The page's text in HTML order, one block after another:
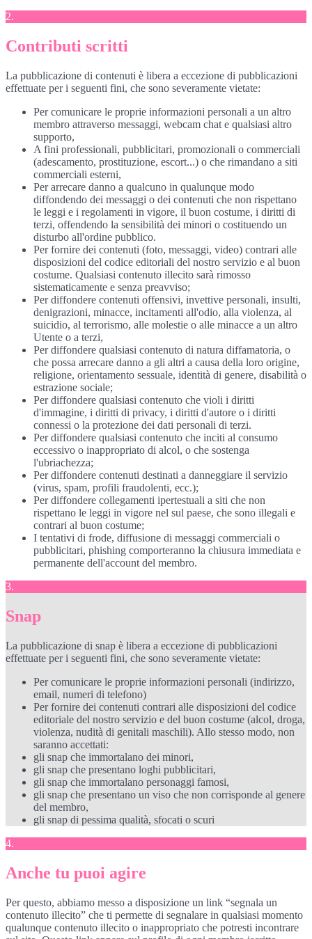
2.
Contributi scritti
La pubblicazione di contenuti è libera a eccezione di pubblicazioni
effettuate per i seguenti fini, che sono severamente vietate:
Per comunicare le proprie informazioni personali a un altro
membro attraverso messaggi, webcam chat e qualsiasi altro
supporto,
A fini professionali, pubblicitari, promozionali o commerciali
(adescamento, prostituzione, escort...) o che rimandano a siti
commerciali esterni,
Per arrecare danno a qualcuno in qualunque modo
diffondendo dei messaggi o dei contenuti che non rispettano
le leggi e i regolamenti in vigore, il buon costume, i diritti di
terzi, offendendo la sensibilità dei minori o costituendo un
disturbo all'ordine pubblico.
Per fornire dei contenuti (foto, messaggi, video) contrari alle
disposizioni del codice editoriali del nostro servizio e al buon
costume. Qualsiasi contenuto illecito sarà rimosso
sistematicamente e senza preavviso;
Per diffondere contenuti offensivi, invettive personali, insulti,
denigrazioni, minacce, incitamenti all'odio, alla violenza, al
suicidio, al terrorismo, alle molestie o alle minacce a un altro
Utente o a terzi,
Per diffondere qualsiasi contenuto di natura diffamatoria, o
che possa arrecare danno a gli altri a causa della loro origine,
religione, orientamento sessuale, identità di genere, disabilità o
estrazione sociale;
Per diffondere qualsiasi contenuto che violi i diritti
d'immagine, i diritti di privacy, i diritti d'autore o i diritti
connessi o la protezione dei dati personali di terzi.
Per diffondere qualsiasi contenuto che inciti al consumo
eccessivo o inappropriato di alcol, o che sostenga
l'ubriachezza;
Per diffondere contenuti destinati a danneggiare il servizio
(virus, spam, profili fraudolenti, ecc.);
Per diffondere collegamenti ipertestuali a siti che non
rispettano le leggi in vigore nel sul paese, che sono illegali e
contrari al buon costume;
I tentativi di frode, diffusione di messaggi commerciali o
pubblicitari, phishing comporteranno la chiusura immediata e
permanente dell'account del membro.
3.
Snap
La pubblicazione di snap è libera a eccezione di pubblicazioni
effettuate per i seguenti fini, che sono severamente vietate:
Per comunicare le proprie informazioni personali (indirizzo,
email, numeri di telefono)
Per fornire dei contenuti contrari alle disposizioni del codice
editoriale del nostro servizio e del buon costume (alcol, droga,
violenza, nudità di genitali maschili). Allo stesso modo, non
saranno accettati:
gli snap che immortalano dei minori,
gli snap che presentano loghi pubblicitari,
gli snap che immortalano personaggi famosi,
gli snap che presentano un viso che non corrisponde al genere
del membro,
gli snap di pessima qualità, sfocati o scuri
4.
Anche tu puoi agire
Per questo, abbiamo messo a disposizione un link “segnala un
contenuto illecito” che ti permette di segnalare in qualsiasi momento
qualunque contenuto illecito o inappropriato che potresti incontrare